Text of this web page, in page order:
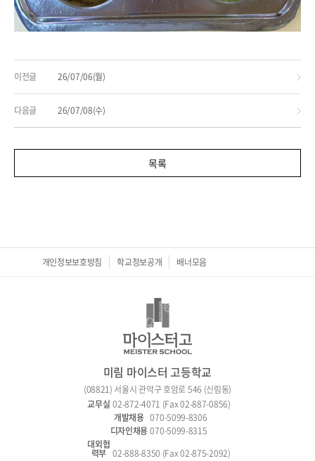
이전글 26/07/06(월)
다음글 26/07/08(수)
목록
개인정보보호방침 학교정보공개 배너모음
미림 마이스터 고등학교
(08821) 서울시 관악구 호암로 546 (신림동)
02-872-4071 (Fax 02-887-0856)
070-5099-8306
070-5099-8315
02-888-8350 (Fax 02-875-2092)